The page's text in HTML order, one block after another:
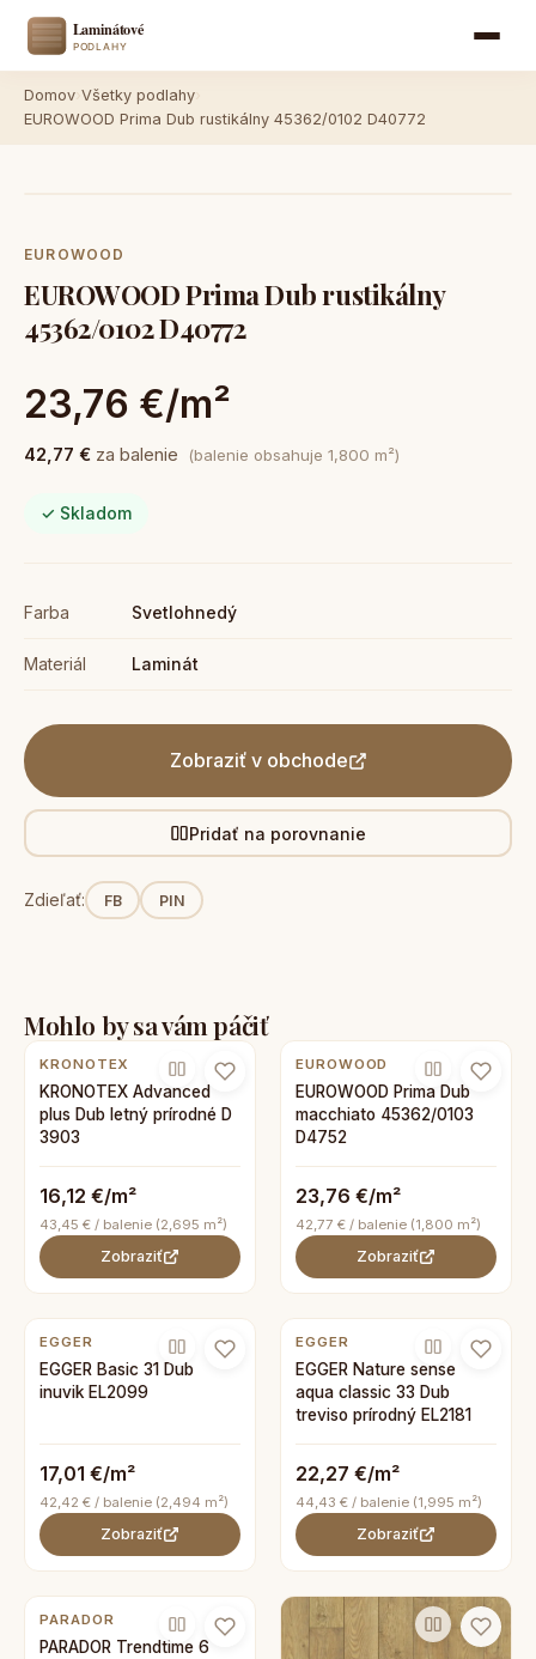
Domov Všetky podlahy
EUROWOOD Prima Dub rustikálny 45362/0102 D40772
EUROWOOD
EUROWOOD Prima Dub rustikálny
45362/0102 D40772
23,76 €/m²
42,77 € za balenie (balenie obsahuje 1,800 m²)
✓ Skladom
Farba Svetlohnedý
Materiál Laminát
Zobraziť v obchode
Pridať na porovnanie
Zdieľať: FB PIN
Mohlo by sa vám páčiť
KRONOTEX
KRONOTEX Advanced
plus Dub letný prírodné D
3903
16,12 €/m²
43,45 € / balenie (2,695 m²)
Zobraziť
EUROWOOD
EUROWOOD Prima Dub
macchiato 45362/0103
D4752
23,76 €/m²
42,77 € / balenie (1,800 m²)
Zobraziť
EGGER
EGGER Basic 31 Dub
inuvik EL2099
17,01 €/m²
42,42 € / balenie (2,494 m²)
Zobraziť
EGGER
EGGER Nature sense
aqua classic 33 Dub
treviso prírodný EL2181
22,27 €/m²
44,43 € / balenie (1,995 m²)
Zobraziť
PARADOR
PARADOR Trendtime 6